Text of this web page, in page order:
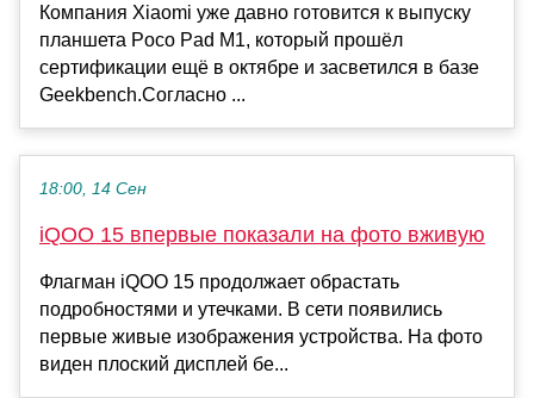
Компания Xiaomi уже давно готовится к выпуску
планшета Poco Pad M1, который прошёл
сертификации ещё в октябре и засветился в базе
Geekbench.Согласно ...
18:00, 14 Сен
iQOO 15 впервые показали на фото вживую
Флагман iQOO 15 продолжает обрастать
подробностями и утечками. В сети появились
первые живые изображения устройства. На фото
виден плоский дисплей бе...